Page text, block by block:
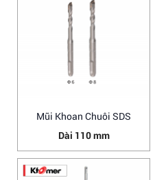
Mũi Khoan Chuôi SDS
Dài 110 mm